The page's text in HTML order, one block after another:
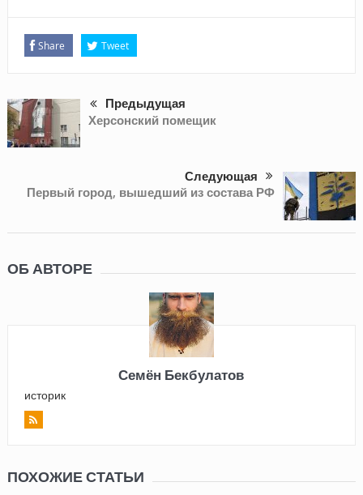
Share Tweet
Предыдущая
Херсонский помещик
Следующая
Первый город, вышедший из состава РФ
ОБ АВТОРЕ
Семён Бекбулатов
историк
ПОХОЖИЕ СТАТЬИ